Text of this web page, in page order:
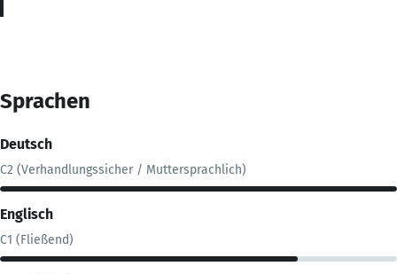
Sprachen
Deutsch
C2 (Verhandlungssicher / Muttersprachlich)
Englisch
C1 (Fließend)